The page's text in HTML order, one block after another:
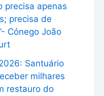
precisa apenas
precisa de
Cónego João
Santuário
milhares
restauro do